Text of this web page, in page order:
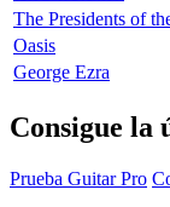
The Presidents of
Oasis
George Ezra
Consigue la
Prueba Guitar Pro